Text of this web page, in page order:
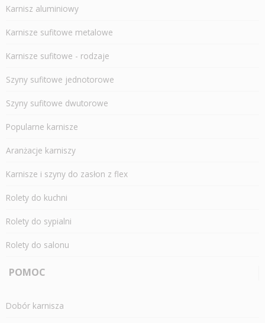
Karnisz aluminiowy
Karnisze sufitowe metalowe
Karnisze sufitowe - rodzaje
Szyny sufitowe jednotorowe
Szyny sufitowe dwutorowe
Popularne karnisze
Aranżacje karniszy
Karnisze i szyny do zasłon z flex
Rolety do kuchni
Rolety do sypialni
Rolety do salonu
POMOC
Dobór karnisza